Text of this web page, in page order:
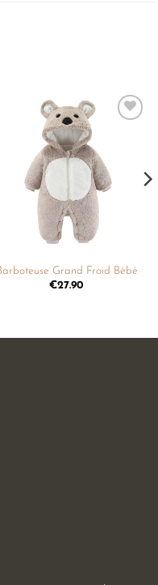
Grand Froid Bébé
€27.90